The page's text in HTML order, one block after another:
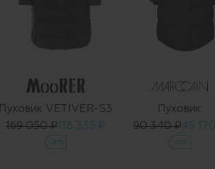
Пуховик VETIVER-S3
169 050 ₽118 335 ₽
-30%
Пуховик
90 340 ₽45
-50%